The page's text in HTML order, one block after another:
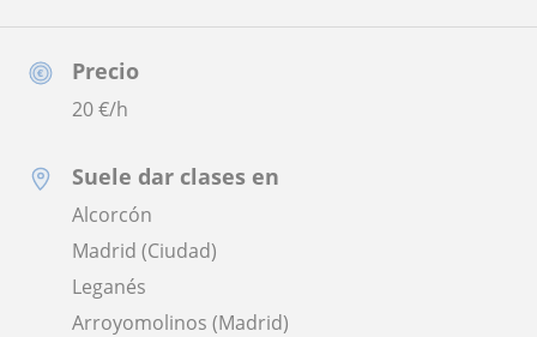
Precio
20€/h
Suele dar clases en
Alcorcón
Madrid (Ciudad)
Leganés
Arroyomolinos (Madrid)